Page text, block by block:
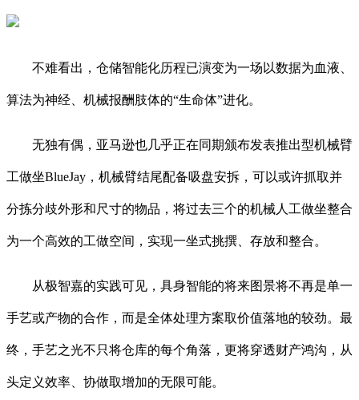
不难看出，仓储智能化历程已演变为一场以数据为血液、
算法为神经、机械报酬肢体的“生命体”进化。
无独有偶，亚马逊也几乎正在同期颁布发表推出型机械臂
工做坐BlueJay，机械臂结尾配备吸盘安拆，可以或许抓取并
分拣分歧外形和尺寸的物品，将过去三个的机械人工做坐整合
为一个高效的工做空间，实现一坐式挑撰、存放和整合。
从极智嘉的实践可见，具身智能的将来图景将不再是单一
手艺或产物的合作，而是全体处理方案取价值落地的较劲。最
终，手艺之光不只将仓库的每个角落，更将穿透财产鸿沟，从
头定义效率、协做取增加的无限可能。